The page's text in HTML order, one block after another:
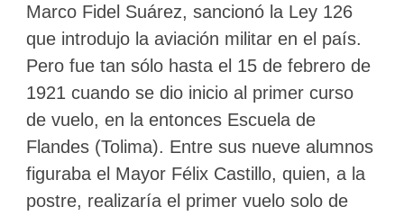
Marco Fidel Suárez, sancionó la Ley 126
que introdujo la aviación militar en el país.
Pero fue tan sólo hasta el 15 de febrero de
1921 cuando se dio inicio al primer curso
de vuelo, en la entonces Escuela de
Flandes (Tolima). Entre sus nueve alumnos
figuraba el Mayor Félix Castillo, quien, a la
postre, realizaría el primer vuelo solo de